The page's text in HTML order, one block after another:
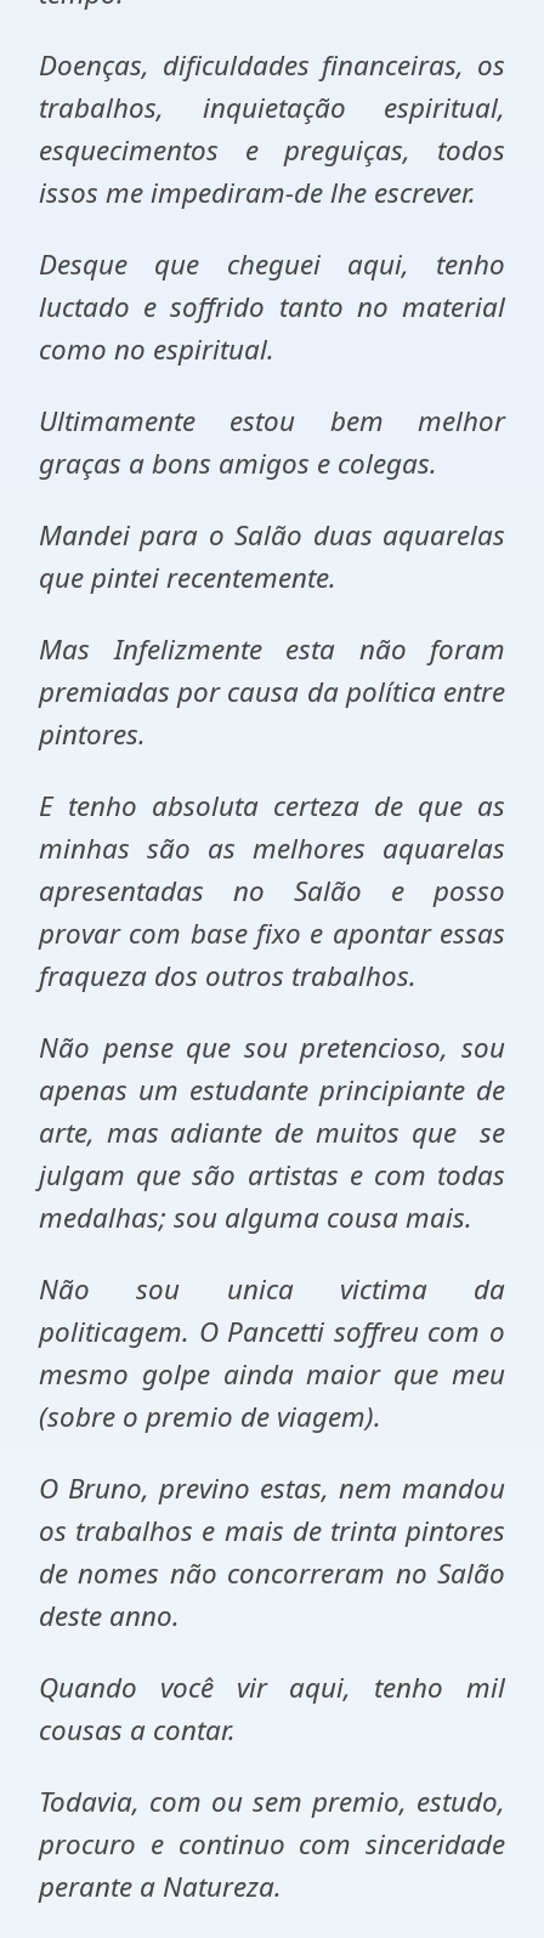
Doenças, dificuldades financeiras, os
trabalhos, inquietação espiritual,
esquecimentos e preguiças, todos
issos me impediram-de lhe escrever.
Desque que cheguei aqui, tenho
luctado e soffrido tanto no material
como no espiritual.
Ultimamente estou bem melhor
graças a bons amigos e colegas.
Mandei para o Salão duas aquarelas
que pintei recentemente.
Mas Infelizmente esta não foram
premiadas por causa da política entre
pintores.
E tenho absoluta certeza de que as
minhas são as melhores aquarelas
apresentadas no Salão e posso
provar com base fixo e apontar essas
fraqueza dos outros trabalhos.
Não pense que sou pretencioso, sou
apenas um estudante principiante de
arte, mas adiante de muitos que se
julgam que são artistas e com todas
medalhas; sou alguma cousa mais.
Não sou unica victima da
politicagem. O Pancetti soffreu com o
mesmo golpe ainda maior que meu
(sobre o premio de viagem).
O Bruno, previno estas, nem mandou
os trabalhos e mais de trinta pintores
de nomes não concorreram no Salão
deste anno.
Quando você vir aqui, tenho mil
cousas a contar.
Todavia, com ou sem premio, estudo,
procuro e continuo com sinceridade
perante a Natureza.